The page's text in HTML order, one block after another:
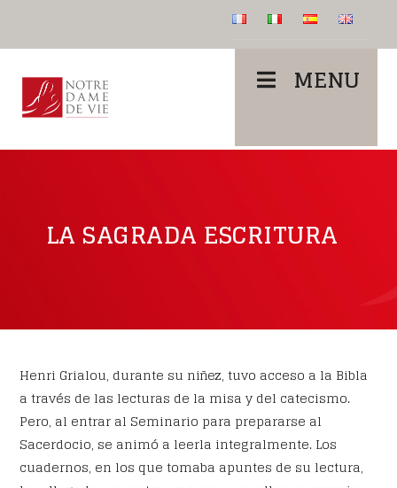
MENU
LA SAGRADA ESCRITURA
Henri Grialou, durante su niñez, tuvo acceso a la Bibla
a través de las lecturas de la misa y del catecismo.
Pero, al entrar al Seminario para prepararse al
Sacerdocio, se animó a leerla integralmente. Los
cuadernos, en los que tomaba apuntes de su lectura,